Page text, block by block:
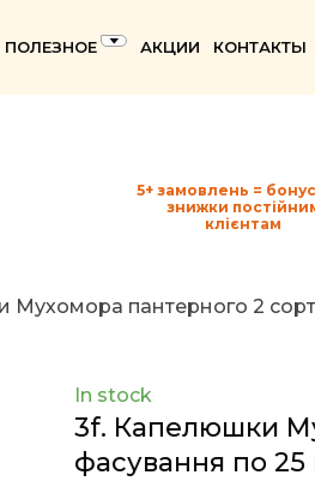
ПОЛЕЗНОЕ АКЦИИ КОНТАКТЫ
5+ замовлень =
знижки
клієнтам
Мухомора пантерного 2
In stock
3f. Капелюшки
фасування по 25